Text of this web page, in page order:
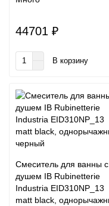
44701 ₽
В корзину
Смеситель для ванны с
душем IB Rubinetterie
Industria EID310NP_13
matt black,